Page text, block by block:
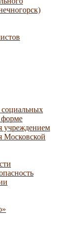
социальных
форме
учреждением
Московской